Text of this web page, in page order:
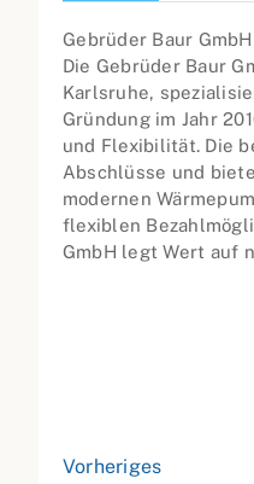
Gebrüder Baur
Die Gebrüder Baur
Karlsruhe,
Gründung im Jahr
und Flexibilität. Die
Abschlüsse und
modernen
flexiblen
GmbH legt Wert auf
Vorheriges